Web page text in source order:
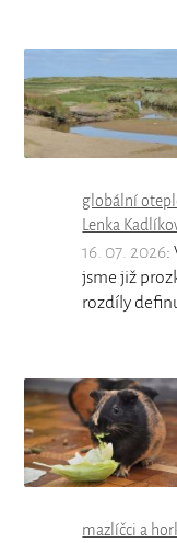
globální
Lenka
16. 07. 2026:
jsme již
rozdíly
mazlíčci a